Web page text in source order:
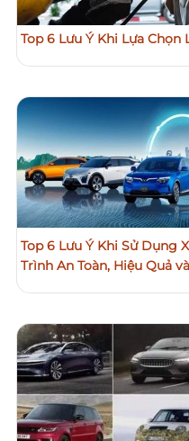
Top 6 Lưu Ý Khi Lựa Chọn
Top 6 Lưu Ý Khi Sử Dụng
Trình An Toàn, Hiệu Quả